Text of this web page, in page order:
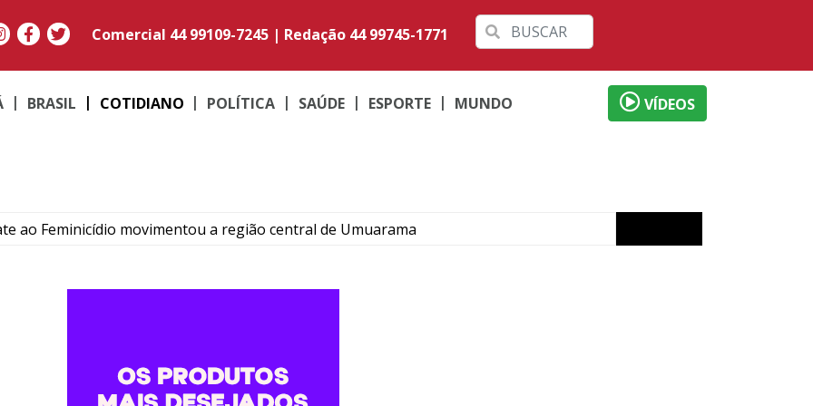
Comercial 44 99109-7245 | Redação 44 99745-1771
BRASIL COTIDIANO POLÍTICA SAÚDE ESPORTE MUNDO VÍDEOS
ao Feminicídio movimentou a região central de Umuarama
termina em briga dentro de colégio estadual de Iporã